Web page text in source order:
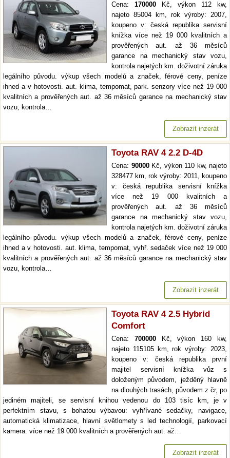
Cena: 170000 Kč, výkon 112 kw,
najeto 85004 km, rok výroby: 2007,
koupeno v: česká republika servisní
knížka více než 19 000 kvalitních a
prověřených aut. až 36 měsíců
garance na mechanický stav vozu,
kontrola najetých km. doživotní záruka
legálního původu. výkup všech modelů a značek, férové ceny, peníze
ihned a v hotovosti. aut. klima, tempomat, park. senzory více než 19 000
kvalitních a prověřených aut. až 36 měsíců garance na mechanický stav
vozu, kontrola…
Zobrazit inzerát
Toyota RAV 4 2.2 D-4D
Cena: 90000Kč, výkon 110 kw, najeto
328477 km, rok výroby: 2011, koupeno
v: česká republika servisní knížka
více než 19 000 kvalitních a
prověřených aut. až 36 měsíců
garance na mechanický stav vozu,
kontrola najetých km. doživotní záruka
legálního původu. výkup všech modelů a značek, férové ceny, peníze
ihned a v hotovosti. aut. klima, tempomat, vyhř. sedaček více než 19 000
kvalitních a prověřených aut. až 36 měsíců garance na mechanický stav
vozu, kontrola…
Zobrazit inzerát
Toyota RAV 4 2.5 Hybrid
Comfort
Cena: 700000Kč, výkon 160 kw,
najeto 115105 km, rok výroby: 2023,
koupeno v: česká republika první
majitel servisní knížka vůz s
doloženým původem, ježděný hlavně
na dlouhých trasách, původem z čr, po
jediném majiteli, se servisní knihou vedenou do 103 tisíc km, je v
perfektním stavu, s bohatou výbavou: vyhřívané sedačky, navigace,
automatická klimatizace, hlavní světlomety s led technologií, parkovací
kamera. více než 19 000 kvalitních a prověřených aut. až…
Zobrazit inzerát